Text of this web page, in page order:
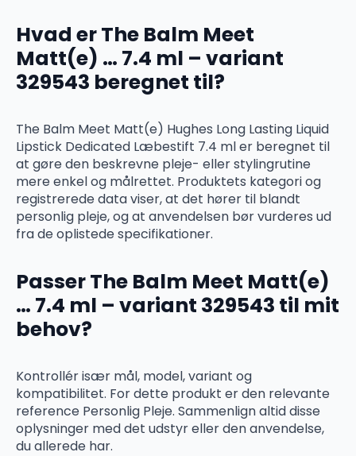
Hvad er The Balm Meet
Matt(e) … 7.4 ml – variant
329543 beregnet til?
The Balm Meet Matt(e) Hughes Long Lasting Liquid
Lipstick Dedicated Læbestift 7.4 ml er beregnet til
at gøre den beskrevne pleje- eller stylingrutine
mere enkel og målrettet. Produktets kategori og
registrerede data viser, at det hører til blandt
personlig pleje, og at anvendelsen bør vurderes ud
fra de oplistede specifikationer.
Passer The Balm Meet Matt(e)
… 7.4 ml – variant 329543 til mit
behov?
Kontrollér især mål, model, variant og
kompatibilitet. For dette produkt er den relevante
reference Personlig Pleje. Sammenlign altid disse
oplysninger med det udstyr eller den anvendelse,
du allerede har.